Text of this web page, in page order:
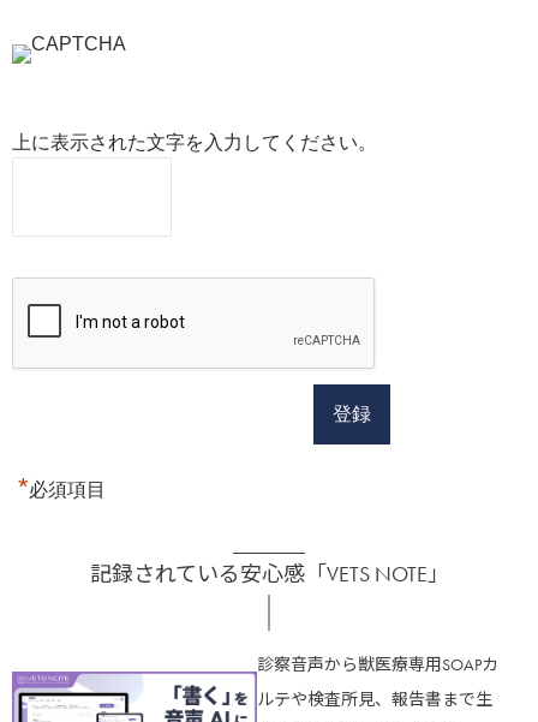
上に表示された文字を入力してください。
*必須項目
記録されている安心感「VETS NOTE」
診察音声から獣医療専用SOAPカ
ルテや検査所見、報告書まで生